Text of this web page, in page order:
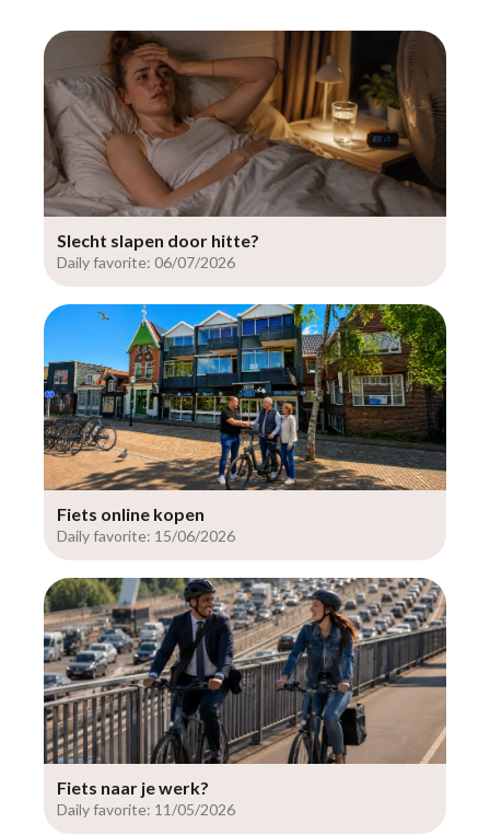
Slecht slapen door hitte?
Daily favorite: 06/07/2026
Fiets online kopen
Daily favorite: 15/06/2026
Fiets naar je werk?
Daily favorite: 11/05/2026